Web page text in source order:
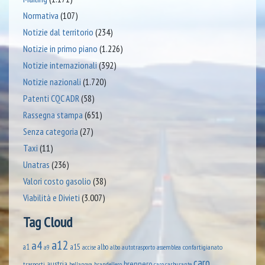
Normativa (107)
Notizie dal territorio (234)
Notizie in primo piano (1.226)
Notizie internazionali(392)
Notizie nazionali (1.720)
Patenti CQC ADR (58)
Rassegna stampa (651)
Senza categoria (27)
Taxi (11)
Unatras (236)
Valori costo gasolio (38)
Viabilità e Divieti (3.007)
Tag Cloud
a1 a4 a9 a12 a15 accise albo albo autotrasporto assemblea confartigianato